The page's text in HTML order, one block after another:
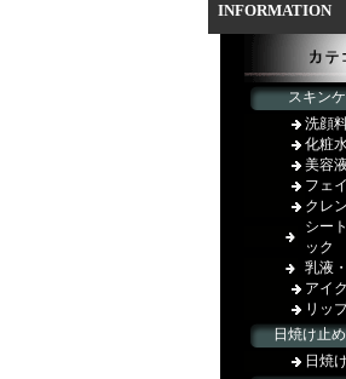
INFORMATION